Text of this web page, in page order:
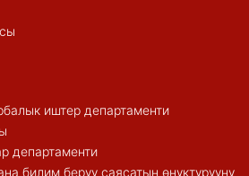
иштер департаменти
департаменти
билим берүү саясатын өнүктүрүүнү